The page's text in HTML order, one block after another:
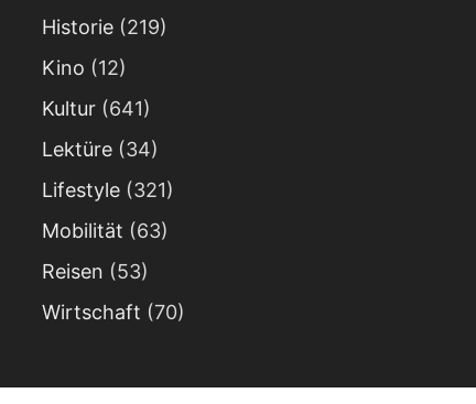
Historie (219)
Kino (12)
Kultur (641)
Lektüre (34)
Lifestyle (321)
Mobilität (63)
Reisen (53)
Wirtschaft (70)